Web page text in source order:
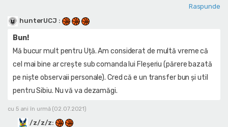
Raspunde
hunterUCJ :
Bun!
Mă bucur mult pentru Uță. Am considerat de multă vreme că
cel mai bine ar crește sub comanda lui Fleșeriu (părere bazată
pe niște observaii personale). Cred că e un transfer bun și util
pentru Sibiu. Nu vă va dezamăgi.
cu 5 ani în urmă (02.07.2021)
/z/z/z: